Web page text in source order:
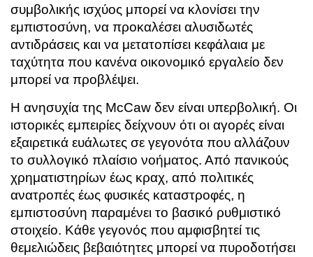
συμβολικής ισχύος μπορεί να κλονίσει την
εμπιστοσύνη, να προκαλέσει αλυσιδωτές
αντιδράσεις και να μετατοπίσει κεφάλαια με
ταχύτητα που κανένα οικονομικό εργαλείο δεν
μπορεί να προβλέψει.
Η ανησυχία της McCaw δεν είναι υπερβολική. Οι
ιστορικές εμπειρίες δείχνουν ότι οι αγορές είναι
εξαιρετικά ευάλωτες σε γεγονότα που αλλάζουν
το συλλογικό πλαίσιο νοήματος. Από πανικούς
χρηματιστηρίων έως κραχ, από πολιτικές
ανατροπές έως φυσικές καταστροφές, η
εμπιστοσύνη παραμένει το βασικό ρυθμιστικό
στοιχείο. Κάθε γεγονός που αμφισβητεί τις
θεμελιώδεις βεβαιότητες μπορεί να πυροδοτήσει